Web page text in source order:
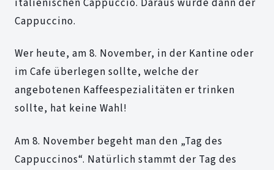
Cappuccino.
Wer heute, am 8. November, in der Kantine oder
im Cafe überlegen sollte, welche der
angebotenen Kaffeespezialitäten er trinken
sollte, hat keine Wahl!
Am 8. November begeht man den „Tag des
Cappuccinos“. Natürlich stammt der Tag des